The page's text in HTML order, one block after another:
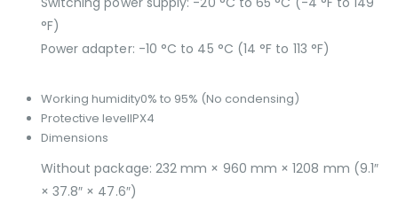
°F)
Power adapter: -10 °C to 45 °C (14 °F to 113 °F)
Working humidity0% to 95% (No condensing)
Protective levelIPX4
Dimensions
Without package: 232 mm × 960 mm × 1208 mm (9.1″
× 37.8″ × 47.6″)